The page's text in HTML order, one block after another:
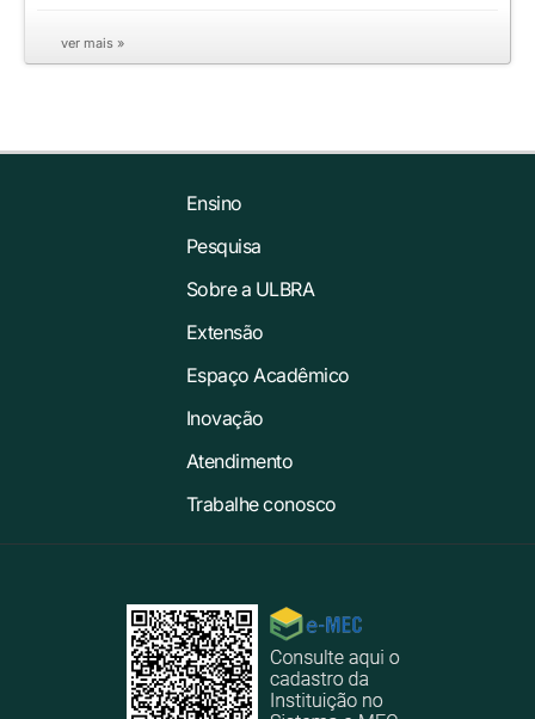
ver mais »
Ensino
Pesquisa
Sobre a ULBRA
Extensão
Espaço Acadêmico
Inovação
Atendimento
Trabalhe conosco